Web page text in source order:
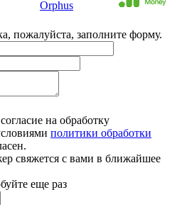
пожалуйста, заполните форму.
на обработку
политики обработки
свяжется с вами в ближайшее
еще раз